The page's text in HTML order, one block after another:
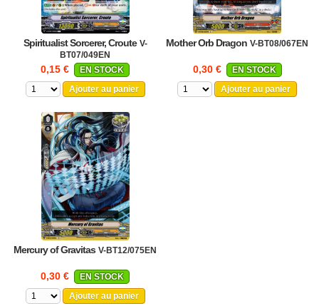
Spiritualist Sorcerer, Croute V-
BT07/049EN
0,15 €
EN STOCK
Ajouter au panier
Mother Orb Dragon V-BT08/067EN
0,30 €
EN STOCK
Ajouter au panier
Mercury of Gravitas V-BT12/075EN
0,30 €
EN STOCK
Ajouter au panier